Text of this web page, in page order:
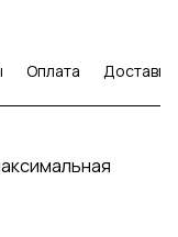
Оплата Доставка